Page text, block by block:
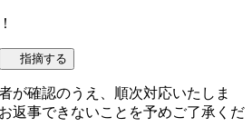
指摘する
が確認のうえ、順次対応いたしま
返事できないことを予めご了承くだ